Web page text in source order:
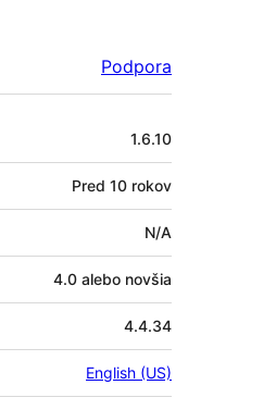
Podpora
1.6.10
Pred 10 rokov
N/A
4.0 alebo novšia
4.4.34
English (US)